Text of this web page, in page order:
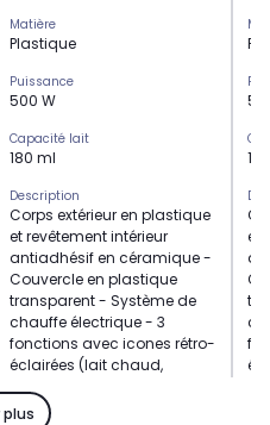
Matière
Plastique
Puissance
500 W
Capacité lait
180 ml
Description
Corps extérieur en plastique
et revêtement intérieur
antiadhésif en céramique -
Couvercle en plastique
transparent - Système de
chauffe électrique - 3
fonctions avec icones rétro-
éclairées (lait chaud,
mousse chaude, mousse
froide)
et
plus